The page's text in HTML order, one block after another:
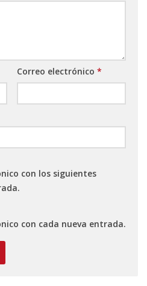
Correo electrónico *
con los siguientes
con cada nueva entrada.